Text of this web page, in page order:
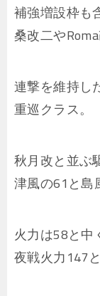
補強増設枠も
桑改二や
連撃を維持し
重巡クラス。
秋月改と並ぶ
津風の61と島
火力は58と中
夜戦火力147